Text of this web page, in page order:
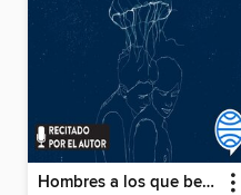
Hombres a los que besé